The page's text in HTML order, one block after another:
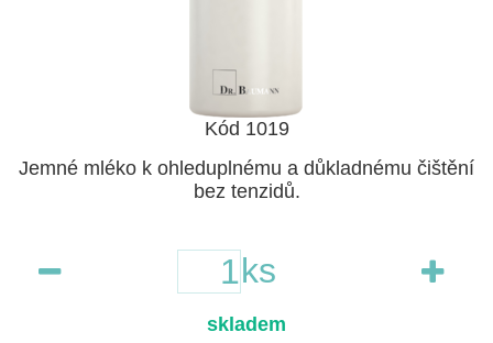
Kód 1019
Jemné mléko k ohleduplnému a důkladnému čištění
bez tenzidů.
ks
skladem